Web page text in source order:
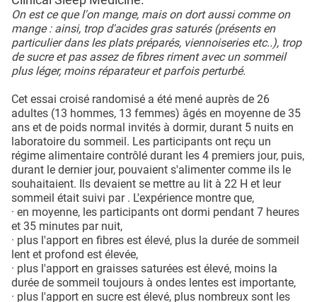
On est ce que l'on mange, mais on dort aussi comme on
mange : ainsi, trop d'acides gras saturés (présents en
particulier dans les plats préparés, viennoiseries etc..), trop
de sucre et pas assez de fibres riment avec un sommeil
plus léger, moins réparateur et parfois perturbé.
Cet essai croisé randomisé a été mené auprès de 26
adultes (13 hommes, 13 femmes) âgés en moyenne de 35
ans et de poids normal invités à dormir, durant 5 nuits en
laboratoire du sommeil. Les participants ont reçu un
régime alimentaire contrôlé durant les 4 premiers jour, puis,
durant le dernier jour, pouvaient s'alimenter comme ils le
souhaitaient. Ils devaient se mettre au lit à 22 H et leur
sommeil était suivi par . L'expérience montre que,
· en moyenne, les participants ont dormi pendant 7 heures
et 35 minutes par nuit,
· plus l'apport en fibres est élevé, plus la durée de sommeil
lent et profond est élevée,
· plus l'apport en graisses saturées est élevé, moins la
durée de sommeil toujours à ondes lentes est importante,
· plus l'apport en sucre est élevé, plus nombreux sont les